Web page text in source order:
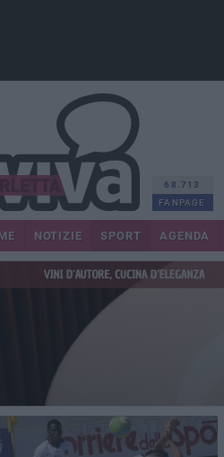
68.713
FANPAGE
NOTIZIE SPORT AGENDA